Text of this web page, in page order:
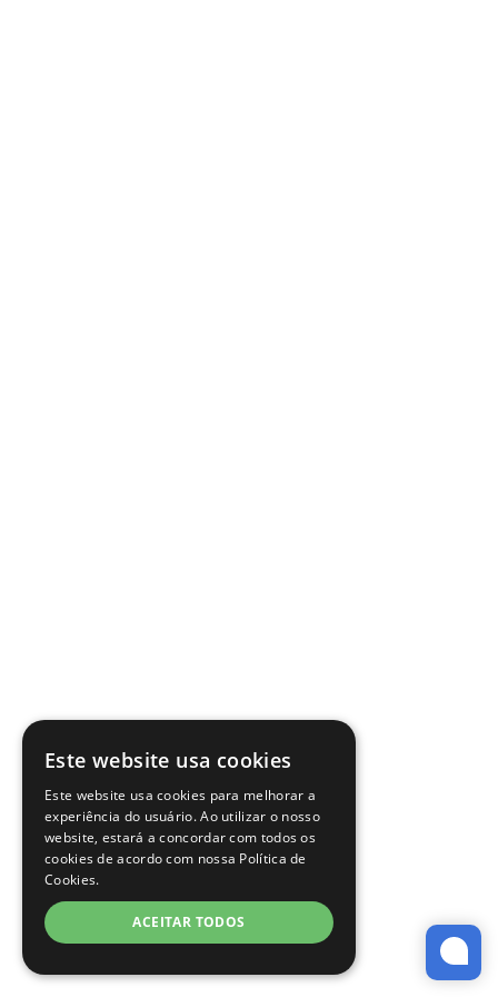
Este website usa cookies
Este website usa cookies para melhorar a
experiência do usuário. Ao utilizar o nosso
website, estará a concordar com todos os
cookies de acordo com nossa Política de
Cookies.
ACEITAR TODOS